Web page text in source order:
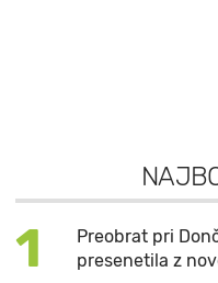
1
Preobrat pri
presenetila z